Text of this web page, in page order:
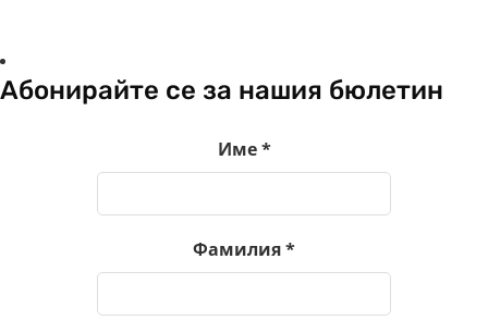
Абонирайте се за нашия бюлетин
Име*
Фамилия*